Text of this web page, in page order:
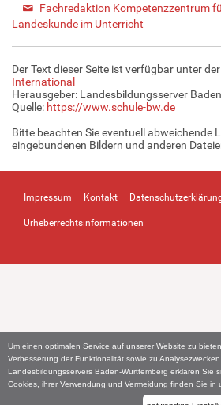
Um einen optimalen Service auf unserer Website zu
Verbesserung der Funktionalität sowie zu
Landesbildungsservers Baden-Württemberg erklären Sie
Cookies, ihrer Verwendung und Vermeidung finden Sie in
Fachredaktion Kompetenzzentrum
Landeskunde im Unterricht
Der Text dieser Seite ist verfügbar unter
International
Herausgeber: Landesbildungsserver
Quelle: https://www.schule-bw.de
Bitte beachten Sie eventuell abweichende
eingebundenen Bildern und anderen
Impressum Kontakt
Urheberrechtsinformationen